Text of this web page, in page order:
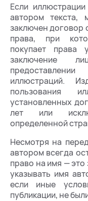
Если
автором текста,
заключен договор
права, при
покупает
заключение
иллюстраций.
пользования
установленных
лет или
определенной
Несмотря на
автором всегда
право на имя — это
указывать имя
если иные
публикации, не